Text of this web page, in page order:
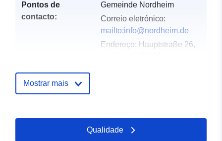
Pontos de
contacto:
Gemeinde Nordheim
Correio eletrónico:
mailto:info@nordheim.de
Endereço: Hauptstraße 26,
Registo do
Acrescentado à data.europa.eu:
21 February 2026
Mostrar mais
Qualidade